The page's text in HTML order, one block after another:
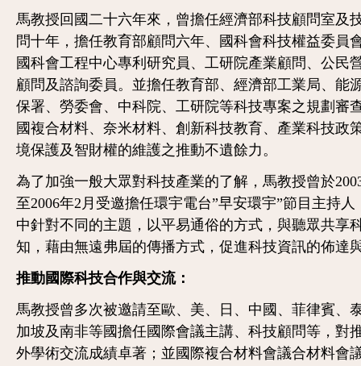
馬教授回國二十六年來，曾擔任經濟部科技顧問室及
問十年，擔任教育部顧問六年、國科會科技權益委員
國科會工程中心專利研究員、工研院產業顧問、公民
顧問及諮詢委員。並擔任教育部、經濟部工業局、能
保署、勞委會、中科院、工研院等科技專案之規劃審
國複合材料、奈米材料、創新科技教育、產業科技政
境保護及智財權的維護之推動不遺餘力。
為了加強一般大眾對科技產業的了解，馬教授曾於
至2006年2月受邀擔任環宇電台”早安環宇”節目主持人
中針對不同的主題，以平易通俗的方式，與聽眾共享
知，藉由無遠弗屆的傳播方式，促進科技資訊的佈達
推動國際科技合作與交流：
馬教授曾多次被邀請至歐、美、日、中國、菲律賓、
加坡及南非等國擔任國際會議主講、科技顧問等，對
外學術交流成績卓著；並國際複合材料會議合材料會